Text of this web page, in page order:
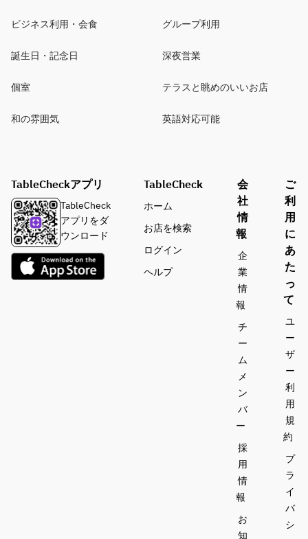
ビジネス利用・会食 グループ利用
誕生日・記念日 深夜営業
個室 テラスと眺めのいいお店
和の雰囲気 英語対応可能
TableCheckアプリ
TableCheck
アプリをダ
ウンロード
TableCheck
ホーム
お店を検索
ログイン
ヘルプ
会
社
情
報
企
業
情
報
チ
ー
ム
メ
ン
バ
ー
採
用
情
報
お
知
ご
利
用
に
あ
た
っ
て
ユ
ー
ザ
ー
利
用
規
約
プ
ラ
イ
バ
シ